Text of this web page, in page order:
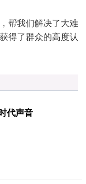
帮我们解决了大难
得了群众的高度认
代声音